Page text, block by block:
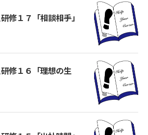
修１７「相談相手」
修１６「理想の生